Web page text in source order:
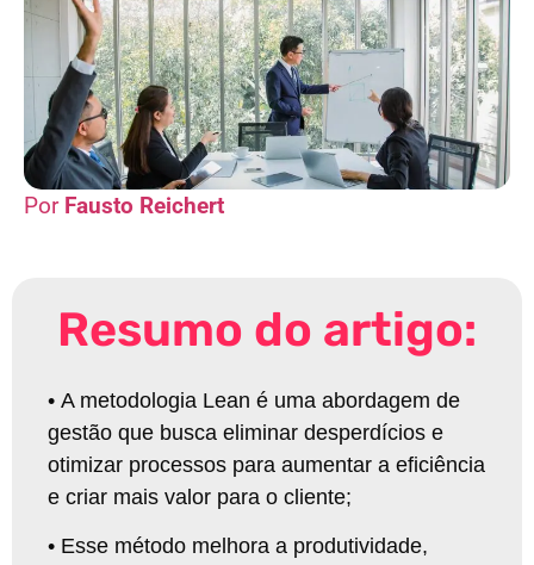
Fausto Reichert
Resumo do artigo:
• A metodologia Lean é uma abordagem de
gestão que busca eliminar desperdícios e
otimizar processos para aumentar a eficiência
e criar mais valor para o cliente;
• Esse método melhora a produtividade,